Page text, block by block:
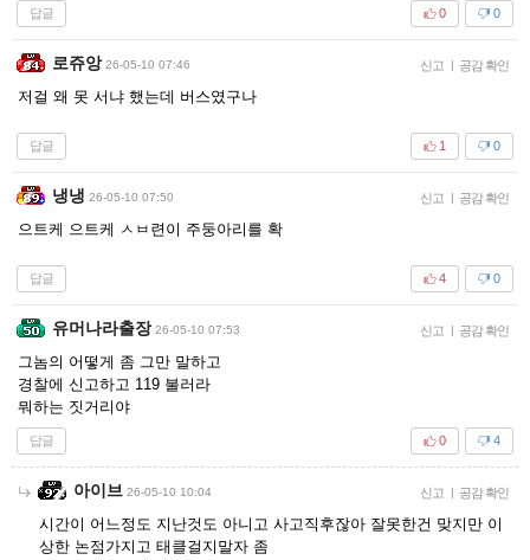
답글 0
0
로쥬앙 26-05-10 07:46 신고 | 공감 확인
저걸 왜 못 서냐 했는데 버스였구나
답글 0
1
냉냉 26-05-10 07:50 신고 | 공감 확인
으트케 으트케 ㅅㅂ련이 주둥아리를 확
답글 0
4
유머나라출장 26-05-10 07:53 신고 | 공감 확인
그놈의 어떻게 좀 그만 말하고
경찰에 신고하고 119 불러라
뭐하는 짓거리야
답글 4
0
아이브 26-05-10 10:04 신고 | 공감 확인
시간이 어느정도 지난것도 아니고 사고직후잖아 잘못한건 맞지만 이
상한 논점가지고 태클걸지말자 좀